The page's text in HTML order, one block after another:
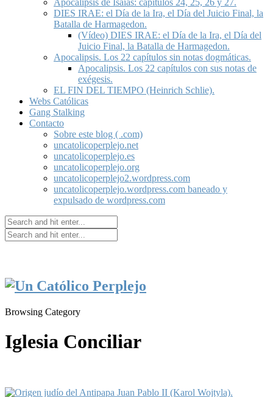
Apocalipsis de Isaías: capítulos 24, 25, 26 y 27.
DIES IRAE: el Día de la Ira, el Día del Juicio Final, la
Batalla de Harmagedon.
(Vídeo) DIES IRAE: el Día de la Ira, el Día del
Juicio Final, la Batalla de Harmagedon.
Apocalipsis. Los 22 capítulos sin notas dogmáticas.
Apocalipsis. Los 22 capítulos con sus notas de
exégesis.
EL FIN DEL TIEMPO (Heinrich Schlie).
Webs Católicas
Gang Stalking
Contacto
Sobre este blog ( .com)
uncatolicoperplejo.net
uncatolicoperplejo.es
uncatolicoperplejo.org
uncatolicoperplejo2.wordpress.com
uncatolicoperplejo.wordpress.com baneado y
expulsado de wordpress.com
Browsing Category
Iglesia Conciliar